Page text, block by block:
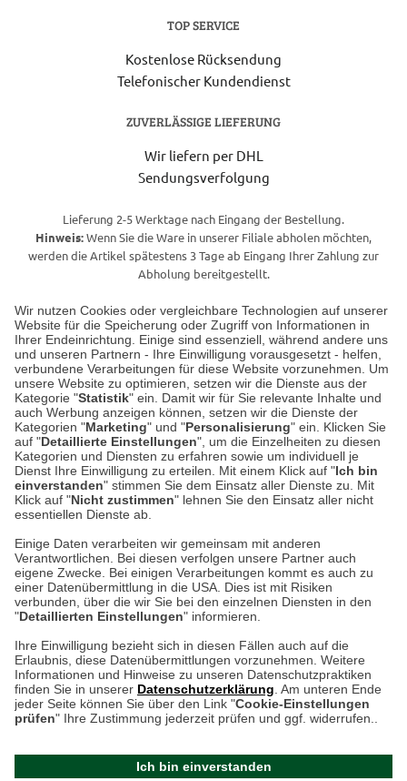
Wir nutzen Cookies oder vergleichbare Technologien auf unserer
Website für die Speicherung oder Zugriff von Informationen in
Ihrer Endeinrichtung. Einige sind essenziell, während andere uns
und unseren Partnern - Ihre Einwilligung vorausgesetzt - helfen,
verbundene Verarbeitungen für diese Website vorzunehmen. Um
unsere Website zu optimieren, setzen wir die Dienste aus der
Kategorie "Statistik" ein. Damit wir für Sie relevante Inhalte und
auch Werbung anzeigen können, setzen wir die Dienste der
Kategorien "Marketing" und "Personalisierung" ein. Klicken Sie
auf "Detaillierte Einstellungen", um die Einzelheiten zu diesen
Kategorien und Diensten zu erfahren sowie um individuell je
Dienst Ihre Einwilligung zu erteilen. Mit einem Klick auf "Ich bin
einverstanden" stimmen Sie dem Einsatz aller Dienste zu. Mit
Klick auf "Nicht zustimmen" lehnen Sie den Einsatz aller nicht
essentiellen Dienste ab.
Einige Daten verarbeiten wir gemeinsam mit anderen
Verantwortlichen. Bei diesen verfolgen unsere Partner auch
eigene Zwecke. Bei einigen Verarbeitungen kommt es auch zu
einer Datenübermittlung in die USA. Dies ist mit Risiken
verbunden, über die wir Sie bei den einzelnen Diensten in den
"Detaillierten Einstellungen" informieren.
Ihre Einwilligung bezieht sich in diesen Fällen auch auf die
Erlaubnis, diese Datenübermittlungen vorzunehmen. Weitere
Informationen und Hinweise zu unseren Datenschutzpraktiken
finden Sie in unserer Datenschutzerklärung . Am unteren Ende
jeder Seite können Sie über den Link "Cookie-Einstellungen
prüfen" Ihre Zustimmung jederzeit prüfen und ggf. widerrufen..
Ich bin einverstanden
TOP SERVICE
Kostenlose Rücksendung
Telefonischer Kundendienst
ZUVERLÄSSIGE LIEFERUNG
Wir liefern per DHL
Sendungsverfolgung
Lieferung 2-5 Werktage nach Eingang der Bestellung.
Hinweis:Wenn Sie die Ware in unserer Filiale abholen möchten,
werden die Artikel spätestens 3 Tage ab Eingang Ihrer Zahlung zur
Abholung bereitgestellt.
Unser Geschäft in Meckenheim
Auf dem Steinbüchel 6
53340 Meckenheim
Montag bis Samstag 9:00 Uhr bis 18:00 Uhr
weitere Information
Hier finden Sie uns im Netz
Kontakt
Umwelt und Entsorgung
Zur Echtheit von Bewertungen
Hinweisgeber-Schutzgesetz
Barrierefreiheit unserer Website
am 09.08.2026 um 12:17
Cookie-Einstellungen in Ihrem Browser
ACHTUNG!
Ihr Browser speichert aktuell keine Cookies!
Leider können Sie in diesem Fall unseren Online-Shop